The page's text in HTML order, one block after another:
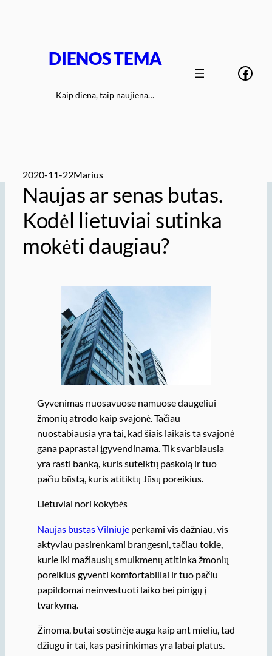
DIENOS TEMA
Kaip diena, taip naujiena…
2020-11-22Marius
Naujas ar senas butas.
Kodėl lietuviai sutinka
mokėti daugiau?
Gyvenimas nuosavuose namuose daugeliui
žmonių atrodo kaip svajonė. Tačiau
nuostabiausia yra tai, kad šiais laikais ta svajonė
gana paprastai įgyvendinama. Tik svarbiausia
yra rasti banką, kuris suteiktų paskolą ir tuo
pačiu būstą, kuris atitiktų Jūsų poreikius.
Lietuviai nori kokybės
Naujas būstas Vilniujeperkami vis dažniau, vis
aktyviau pasirenkami brangesni, tačiau tokie,
kurie iki mažiausių smulkmenų atitinka žmonių
poreikius gyventi komfortabiliai ir tuo pačiu
papildomai neinvestuoti laiko bei pinigų į
tvarkymą.
Žinoma, butai sostinėje auga kaip ant mielių, tad
džiugu ir tai, kas pasirinkimas yra labai platus.